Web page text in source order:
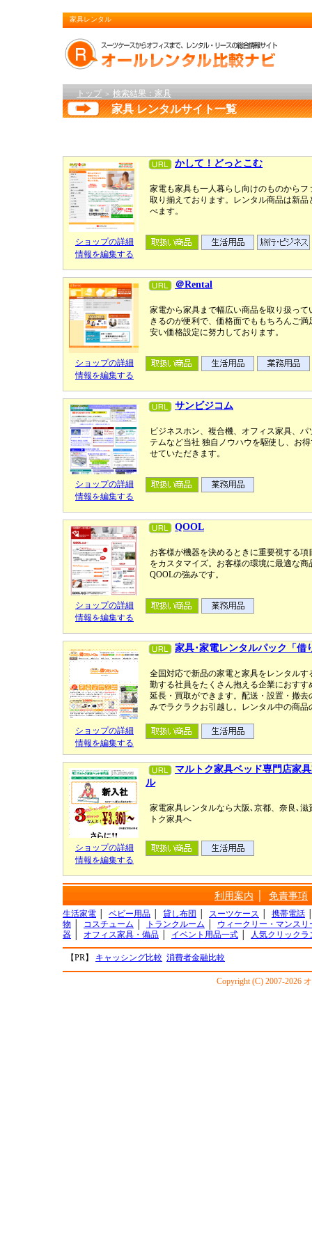
家具レンタル
トップ ＞ 検索結果：家具
家具 レンタルサイト一覧
かして！どっとこむ
家電も家具も一人暮らし向けのものから
取り揃えております。レンタル商品は新
べます。
ショップの詳細
情報を編集する
＠Rental
家電から家具まで幅広い商品を取り扱っ
きるのが便利で、価格面でももちろんご
安い価格設定に努力しております。
ショップの詳細
情報を編集する
サンビジコム
ビジネスホン、複合機、オフィス家具、
テムなど当社 独自ノウハウを駆使し、お
せていただきます。
ショップの詳細
情報を編集する
QOOL
お客様が機器を決めるときに重要視する
をカスタマイズ。お客様の環境に最適な
QOOLの強みです。
ショップの詳細
情報を編集する
家具･家電レンタルパック「借
全国対応で新品の家電と家具をレンタル
勤する社員をたくさん抱える企業におす
延長・買取ができます。配送・設置・撤
みでラクラクお引越し。レンタル中の商
ショップの詳細
情報を編集する
マルトク家具ベッド専門店家
ル
家電家具レンタルなら大阪､京都、奈良､
トク家具へ
ショップの詳細
情報を編集する
利用案内 免責事項
生活家電 ベビー用品 貸し布団 スーツケース 携帯電話
物
コスチューム トランクルーム
ウィークリー・マンスリ
器
オフィス家具・備品 イベント用品一式 人気クリックラ
【PR】 キャッシング比較 消費者金融比較
Copyright (C) 2007-2026